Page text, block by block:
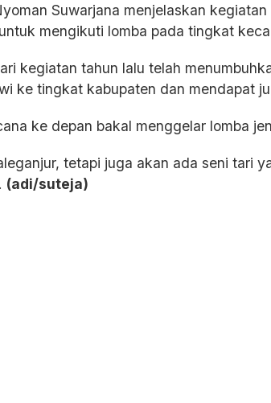
Suwarjana menjelaskan
mengikuti lomba pada tingkat
kegiatan tahun lalu telah
ke tingkat kabupaten dan mendapat
ke depan bakal menggelar lomba
tetapi juga akan ada seni tari
(adi/suteja)